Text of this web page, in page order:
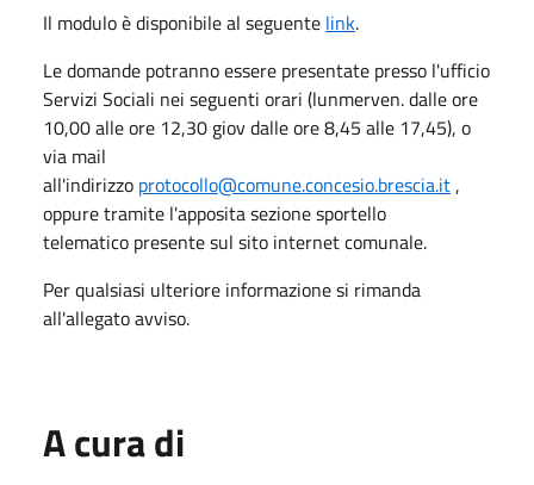
Il modulo è disponibile al seguente link.
Le domande potranno essere presentate presso l'ufficio
Servizi Sociali nei seguenti orari (lunmerven. dalle ore
10,00 alle ore 12,30 giov dalle ore 8,45 alle 17,45), o
via mail
all'indirizzo protocollo@comune.concesio.brescia.it ,
oppure tramite l'apposita sezione sportello
telematico presente sul sito internet comunale.
Per qualsiasi ulteriore informazione si rimanda
all'allegato avviso.
A cura di